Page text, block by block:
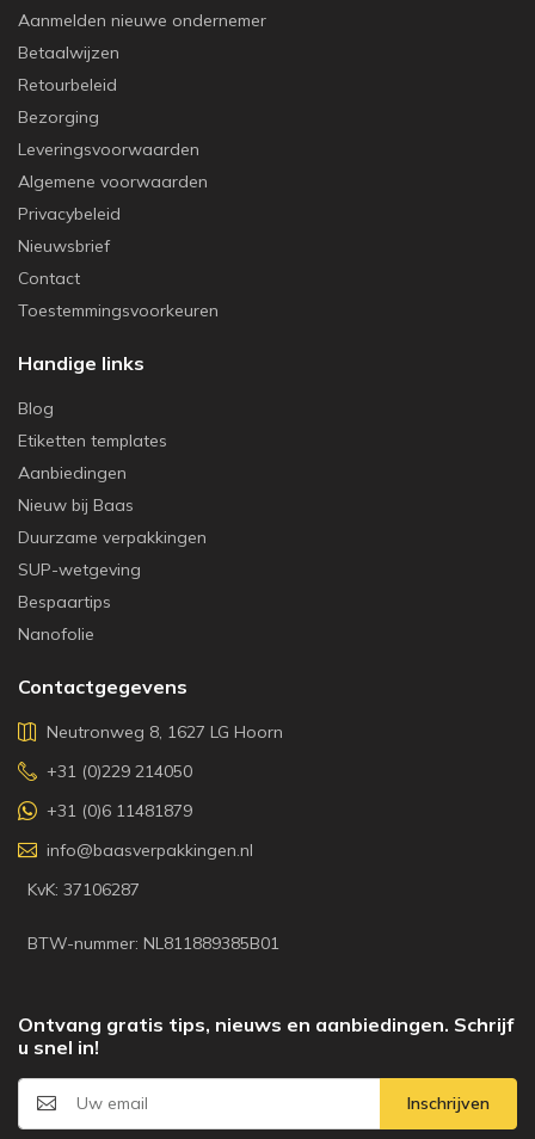
Aanmelden nieuwe ondernemer
Betaalwijzen
Retourbeleid
Bezorging
Leveringsvoorwaarden
Algemene voorwaarden
Privacybeleid
Nieuwsbrief
Contact
Toestemmingsvoorkeuren
Handige links
Blog
Etiketten templates
Aanbiedingen
Nieuw bij Baas
Duurzame verpakkingen
SUP-wetgeving
Bespaartips
Nanofolie
Contactgegevens
Neutronweg 8, 1627 LG Hoorn
+31 (0)229 214050
+31 (0)6 11481879
info@baasverpakkingen.nl
KvK: 37106287
BTW-nummer: NL811889385B01
Ontvang gratis tips, nieuws en aanbiedingen. Schrijf
u snel in!
Inschrijven